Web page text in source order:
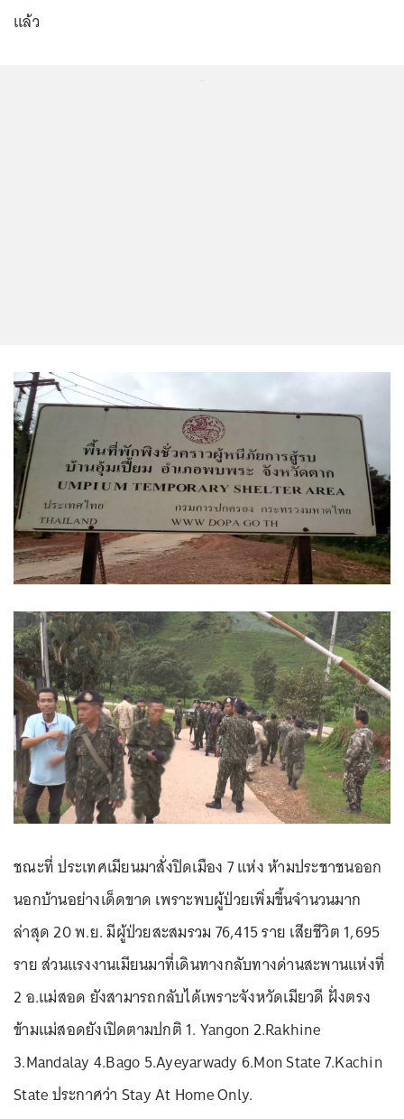
แล้ว
ชณะที่ ประเทศเมียนมาสั่งปิดเมือง 7 แห่ง ห้ามประชาชนออก
นอกบ้านอย่างเด็ดขาด เพราะพบผู้ป่วยเพิ่มขึ้นจำนวนมาก
ล่าสุด 20 พ.ย. มีผู้ป่วยสะสมรวม 76,415 ราย เสียชีวิต 1,695
ราย ส่วนแรงงานเมียนมาที่เดินทางกลับทางด่านสะพานแห่งที่
2 อ.แม่สอด ยังสามารถกลับได้เพราะจังหวัดเมียวดี ฝั่งตรง
ข้ามแม่สอดยังเปิดตามปกติ 1. Yangon 2.Rakhine
3.Mandalay 4.Bago 5.Ayeyarwady 6.Mon State 7.Kachin
State ประกาศว่า Stay At Home Only.